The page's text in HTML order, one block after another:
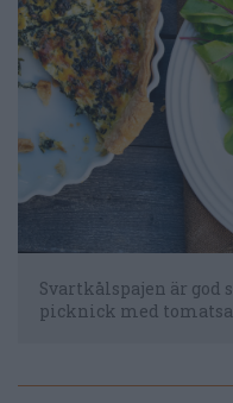
Svartkålspajen är
picknick med